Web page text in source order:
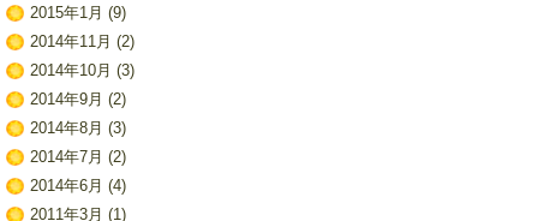
2015年1月 (9)
2014年11月 (2)
2014年10月 (3)
2014年9月 (2)
2014年8月 (3)
2014年7月 (2)
2014年6月 (4)
2011年3月 (1)